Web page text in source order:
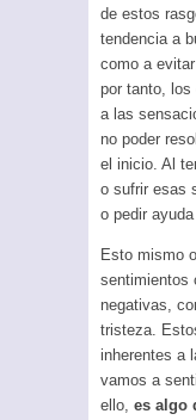
de estos
tendencia a
como a
por tanto, los
a las
no poder
el inicio. Al
o sufrir esas
o pedir
Esto mismo
sentimientos
negativas,
tristeza.
inherentes a
vamos a
ello, es algo